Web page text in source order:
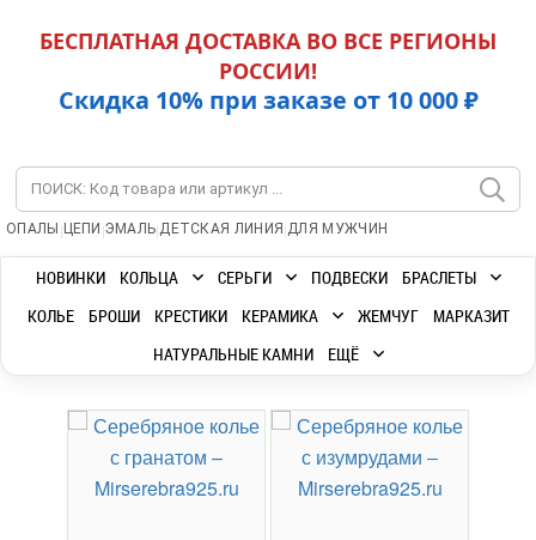
БЕСПЛАТНАЯ ДОСТАВКА ВО ВСЕ РЕГИОНЫ
РОССИИ!
Скидка 10% при заказе от 10 000 ₽
ОПАЛЫ | ЦЕПИ |ЭМАЛЬ|ДЕТСКАЯ ЛИНИЯ |ДЛЯ МУЖЧИН
НОВИНКИ КОЛЬЦА СЕРЬГИ ПОДВЕСКИ
БРАСЛЕТЫ
КОЛЬЕ
БРОШИ КРЕСТИКИ КЕРАМИКА ЖЕМЧУГ
МАРКАЗИТ
НАТУРАЛЬНЫЕ КАМНИ
ЕЩЁ